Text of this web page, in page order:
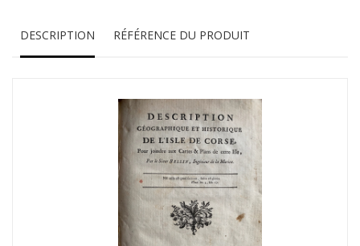
DESCRIPTION RÉFÉRENCE DU PRODUIT